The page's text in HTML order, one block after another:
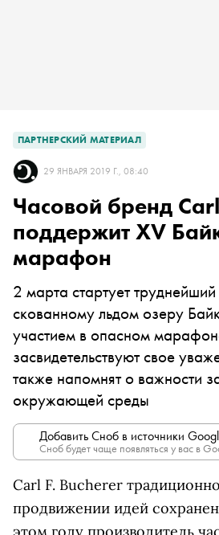
ПАРТНЕРСКИЙ МАТЕРИАЛ
29 ЯНВАРЯ 2019 Г., 08:40
Часовой бренд
поддержит XV
марафон
2 марта стартует
скованному льдом озеру
участием в опасном
засвидетельствуют свое
также напомнят о важности
окружающей среды
Добавить Сноб в источники
Сноб будет чаще появляться у вас в
Carl F. Bucherer
продвижении идей